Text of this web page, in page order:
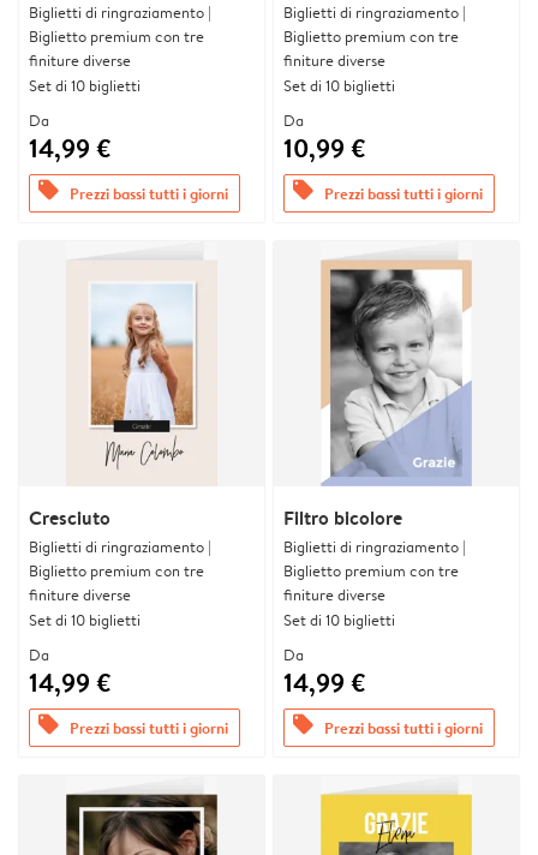
Biglietti di ringraziamento |
Biglietto premium con tre
finiture diverse
Set di 10 biglietti
Da
14,99 €
offers Prezzi bassi tutti i giorni
Biglietti di ringraziamento |
Biglietto premium con tre
finiture diverse
Set di 10 biglietti
Da
10,99 €
offers Prezzi bassi tutti i giorni
Cresciuto
Biglietti di ringraziamento |
Biglietto premium con tre
finiture diverse
Set di 10 biglietti
Da
14,99 €
offers Prezzi bassi tutti i giorni
Filtro bicolore
Biglietti di ringraziamento |
Biglietto premium con tre
finiture diverse
Set di 10 biglietti
Da
14,99 €
offers Prezzi bassi tutti i giorni